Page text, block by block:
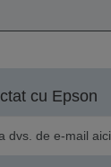
cu Epson